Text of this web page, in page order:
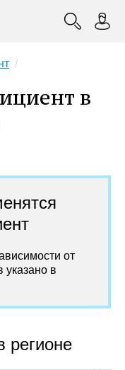
в
от
указано в
регионе